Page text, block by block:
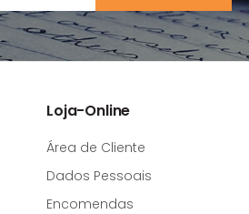
Loja-Online
Área de Cliente
Dados Pessoais
Encomendas